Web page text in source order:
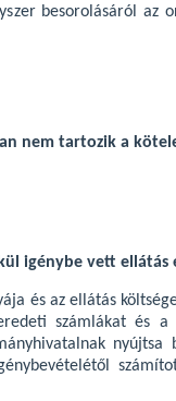
besorolásáról az
nem tartozik a
igénybe vett ellátás
és az ellátás
számlákat és a
nyújtsa